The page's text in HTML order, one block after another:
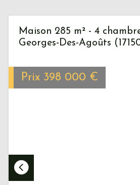
Maison 285 m² - 4
Georges-Des-Agoûts
Prix 398 000 €